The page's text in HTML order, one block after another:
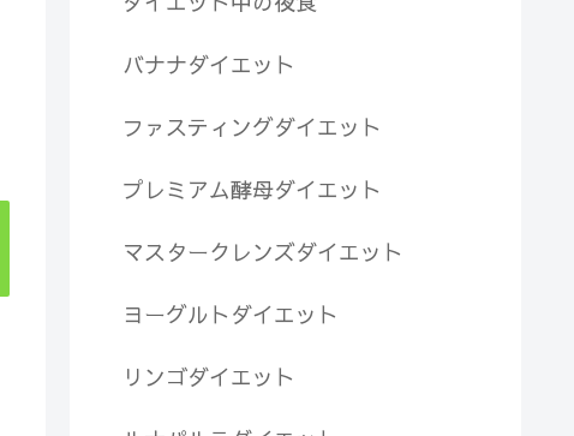
バナナダイエット
ファスティングダイエット
プレミアム酵母ダイエット
マスタークレンズダイエット
ヨーグルトダイエット
リンゴダイエット